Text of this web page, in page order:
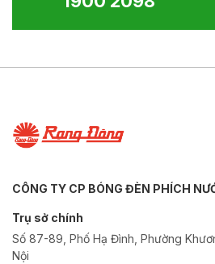
CÔNG TY CP BÓNG ĐÈN PHÍCH
Trụ sở chính
Số 87-89, Phố Hạ Đình, Phường
Nội